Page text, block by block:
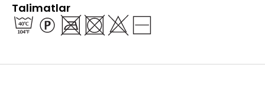
Talimatlar